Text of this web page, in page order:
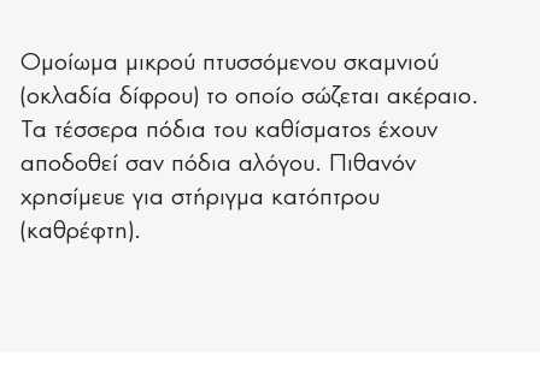
Ομοίωμα μικρού πτυσσόμενου σκαμνιού
(οκλαδία δίφρου) το οποίο σώζεται ακέραιο.
Τα τέσσερα πόδια του καθίσματος έχουν
αποδοθεί σαν πόδια αλόγου. Πιθανόν
χρησίμευε για στήριγμα κατόπτρου
(καθρέφτη).